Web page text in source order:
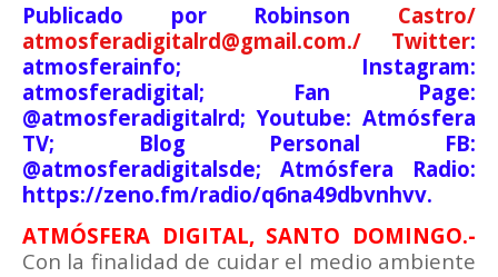
Publicado por Robinson Castro/
atmosferadigitalrd@gmail.com./ Twitter:
atmosferainfo; Instagram:
atmosferadigital; Fan Page:
@atmosferadigitalrd; Youtube: Atmósfera
TV; Blog Personal FB:
@atmosferadigitalsde; Atmósfera Radio:
https://zeno.fm/radio/q6na49dbvnhvv.
ATMÓSFERA DIGITAL, SANTO DOMINGO.-
Con la finalidad de cuidar el medio ambiente